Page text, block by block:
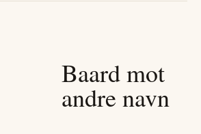
Baardmot
andre navn